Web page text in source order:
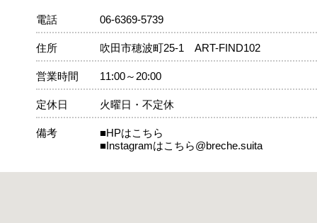
電話 06-6369-5739
住所 吹田市穂波町25-1 ART-FIND102
営業時間 11:00～20:00
定休日 火曜日・不定休
備考
■HPはこちら
■Instagramはこちら@breche.suita